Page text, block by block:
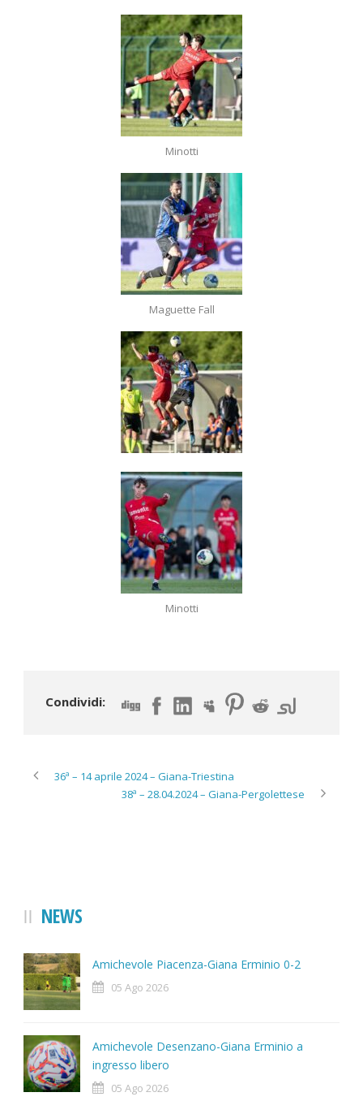
Minotti
Maguette Fall
Minotti
Condividi:
36ª – 14 aprile 2024 – Giana-Triestina
38ª – 28.04.2024 – Giana-Pergolettese
NEWS
Amichevole Piacenza-Giana Erminio 0-2
05 Ago 2026
Amichevole Desenzano-Giana Erminio a
ingresso libero
05 Ago 2026